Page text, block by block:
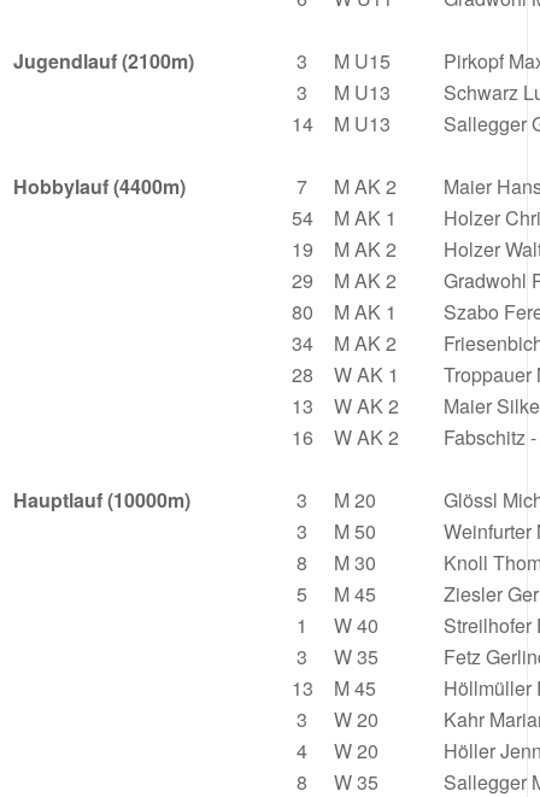
Jugendlauf (2100m) 3 M U15
Pirkopf
3
M U13
Schwarz
14
M U13 Sallegger
Hobbylauf (4400m) 7 M AK 2
Maier
54
M AK 1
Holzer
19
M AK 2
Holzer
29
M AK 2
Gradwohl
80
M AK 1
Szabo
34
M AK 2
28
W AK 1
13
W AK 2
Maier
16
W AK 2 Fabschitz
Hauptlauf (10000m) 3 M 20
Glössl
3
M 50
8
M 30
Knoll
5
M 45
Ziesler
1
W 40
3
W 35
Fetz
13
M 45
Höllmüller
3
W 20
Kahr
4
W 20
Höller
8
W 35
Sallegger